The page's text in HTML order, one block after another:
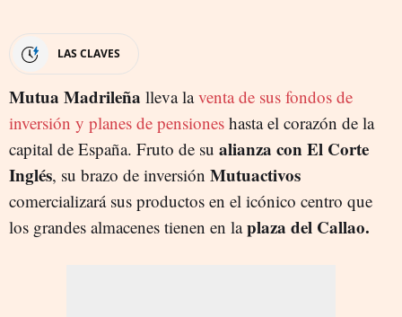
LAS CLAVES
Mutua Madrileña lleva laventa de sus fondos de
inversión y planes de pensiones hasta el corazón de la
capital de España. Fruto de su alianza con El Corte
Inglés, su brazo de inversión Mutuactivos
comercializará sus productos en el icónico centro que
los grandes almacenes tienen en laplaza del Callao.